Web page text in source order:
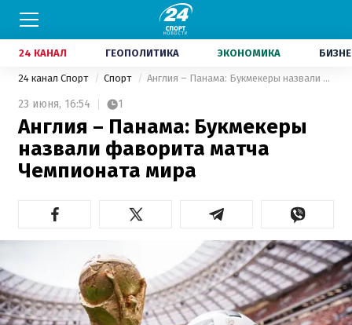
24 КАНАЛ ГЕОПОЛИТИКА ЭКОНОМИКА
24 канал Спорт Спорт Англия – Панама: Букмекеры назвали фаворита матча Чемпионата мира
23 июня, 16:54 1
Англия – Панама: Букмекеры
назвали фаворита матча
Чемпионата мира